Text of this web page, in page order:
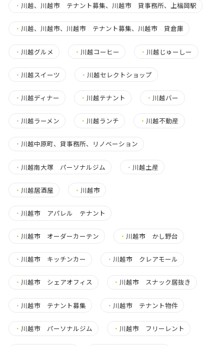
・ 川越、川越市 テナント募集、川越市 貸事務所、上福岡駅
・ 川越、川越市、川越市 テナント募集、川越市 貸倉庫
・ 川越グルメ ・ 川越コーヒー ・ 川越じゅーしー
・ 川越スイーツ ・ 川越セレクトショップ
・ 川越ディナー ・ 川越テナント ・ 川越バー
・ 川越ラーメン ・ 川越ランチ ・ 川越不動産
・ 川越中原町、貸事務所、リノベーション
・ 川越南大塚 パーソナルジム ・ 川越土産
・ 川越居酒屋 ・ 川越市
・ 川越市 アパレル テナント
・ 川越市 オーダーカーテン ・ 川越市 かし野台
・ 川越市 キッチンカー ・ 川越市 クレアモール
・ 川越市 シェアオフィス ・ 川越市 スナック居抜き
・ 川越市 テナント募集 ・ 川越市 テナント物件
・ 川越市 パーソナルジム ・ 川越市 フリーレント